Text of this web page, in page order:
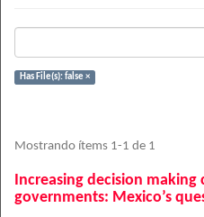
Has File(s): false ×
Mostrando ítems 1-1 de 1
Increasing decision making
governments: Mexico’s